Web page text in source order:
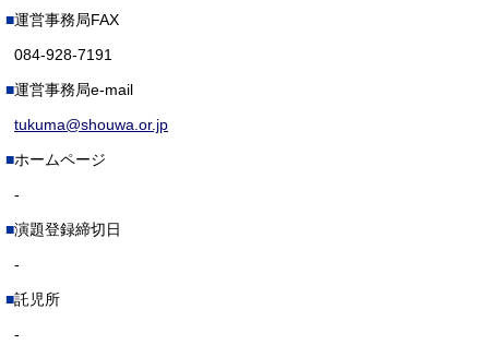
運営事務局FAX
084-928-7191
運営事務局e-mail
tukuma@shouwa.or.jp
ホームページ
-
演題登録締切日
-
託児所
-